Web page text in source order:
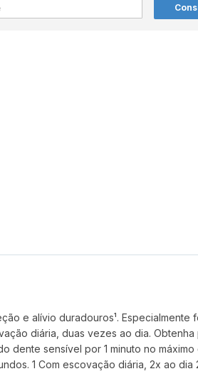
e alívio duradouros¹. Especialmente
diária, duas vezes ao dia.
dente sensível por 1 minuto no máximo
1 Com escovação diária, 2x ao dia